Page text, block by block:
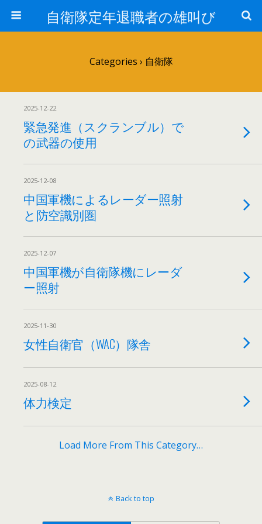
自衛隊定年退職者の雄叫び
Categories › 自衛隊
2025-12-22
緊急発進（スクランブル）で
の武器の使用
2025-12-08
中国軍機によるレーダー照射
と防空識別圏
2025-12-07
中国軍機が自衛隊機にレーダ
ー照射
2025-11-30
女性自衛官（WAC）隊舎
2025-08-12
体力検定
Load More From This Category…
Back to top